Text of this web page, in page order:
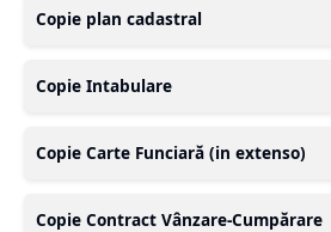
Copie plan cadastral
Copie Intabulare
Copie Carte Funciară (in extenso)
Copie Contract Vânzare-Cumpărare